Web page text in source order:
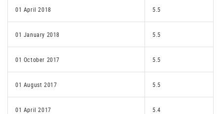
01 April 2018 5.5
01 January 2018 5.5
01 October 2017 5.5
01 August 2017 5.5
01 April 2017 5.4